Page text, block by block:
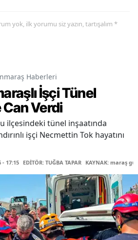
yok, ilk yorumu siz yazın, tartışalım *
Haberleri
İşçi Tünel
Verdi
ilçesindeki tünel inşaatında
işçi Necmettin Tok hayatını
- 17:15 EDİTÖR: TUĞBA TAPAR KAYNAK: maraş